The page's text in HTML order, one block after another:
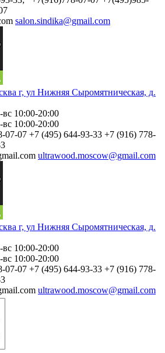
salon.sindika@gmail.com
г, ул Нижняя Сыромятническая, д.
вс 10:00-20:00
вс 10:00-20:00
+7 (916) 778-
ultrawood.moscow@gmail.com
г, ул Нижняя Сыромятническая, д.
вс 10:00-20:00
вс 10:00-20:00
+7 (916) 778-
ultrawood.moscow@gmail.com